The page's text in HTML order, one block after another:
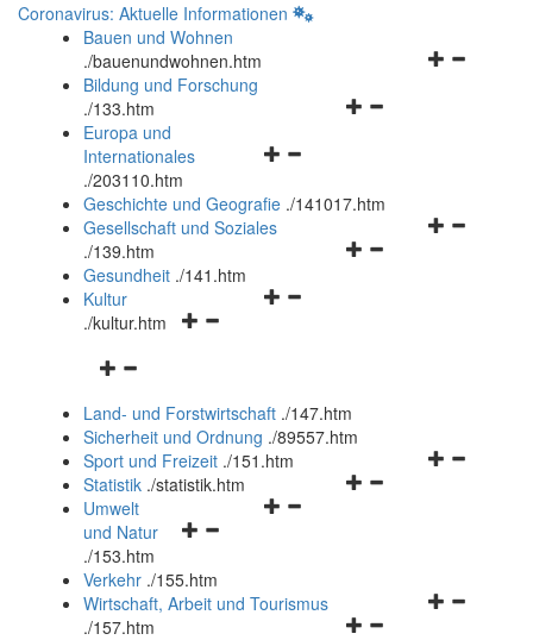
Coronavirus: Aktuelle Informationen
Bauen und Wohnen
./bauenundwohnen.htm
Navigationsmenü
Bildung und Forschung
./133.htm
Navigationsmenü
und
schließen
Europa und
Internationales
./203110.htm
Geschichte und Geografie ./141017.htm
Navigationsmenü
Gesellschaft und Soziales
./139.htm
Navigationsmenü
Gesundheit ./141.htm
Navigationsmenü
Kultur
./kultur.htm
Navigationsmenü
und
schließen
Land- und Forstwirtschaft ./147.htm
Sicherheit und Ordnung ./89557.htm
Navigationsmenü
Sport und Freizeit ./151.htm
Navigationsmenü
Statistik ./statistik.htm
Navigationsmenü
und
schließen
Umwelt
und Natur
./153.htm
Verkehr ./155.htm
Navigationsmenü
Wirtschaft, Arbeit und Tourismus
./157.htm